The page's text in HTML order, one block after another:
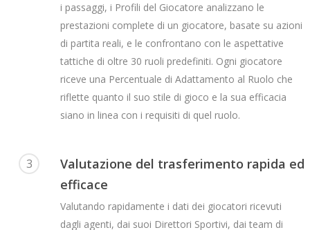
i passaggi, i Profili del Giocatore analizzano le
prestazioni complete di un giocatore, basate su azioni
di partita reali, e le confrontano con le aspettative
tattiche di oltre 30 ruoli predefiniti. Ogni giocatore
riceve una Percentuale di Adattamento al Ruolo che
riflette quanto il suo stile di gioco e la sua efficacia
siano in linea con i requisiti di quel ruolo.
3
Valutazione del trasferimento rapida ed
efficace
Valutando rapidamente i dati dei giocatori ricevuti
dagli agenti, dai suoi Direttori Sportivi, dai team di